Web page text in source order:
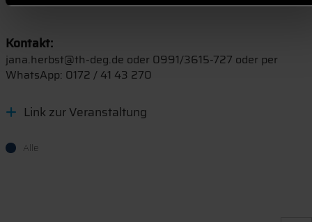
Kontakt:
jana.herbst@th-deg.de oder 0991/3615-727 oder per
WhatsApp: 0172 / 41 43 270
Link zur Veranstaltung
Alle